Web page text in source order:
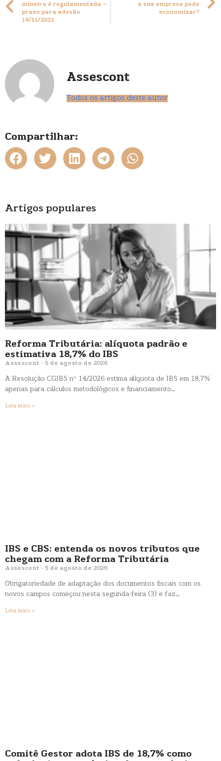
mineiro é regulamentada –
prazo para adesão
16/11/2021
a sua empresa pode
economizar?
Assescont
Todos os artigos deste autor
Compartilhar:
Artigos populares
Reforma Tributária: alíquota padrão e
estimativa 18,7% do IBS
Assescont 5 de agosto de 2026
A Resolução CGIBS nº 14/2026 estima alíquota de IBS em 18,7%
apenas para cálculos metodológicos e financiamento…
Leia mais »
IBS e CBS: entenda os novos tributos que
chegam com a Reforma Tributária
Assescont 5 de agosto de 2026
Obrigatoriedade de adaptação dos documentos fiscais com os
novos campos começou nesta segunda-feira (3) e faz…
Leia mais »
Comitê Gestor adota IBS de 18,7% como